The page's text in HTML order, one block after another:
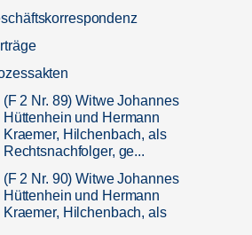
(F 2 Nr. 89) Witwe Johannes
Hüttenhein und Hermann
Kraemer, Hilchenbach, als
Rechtsnachfolger, ge...
(F 2 Nr. 90) Witwe Johannes
Hüttenhein und Hermann
Kraemer, Hilchenbach, als